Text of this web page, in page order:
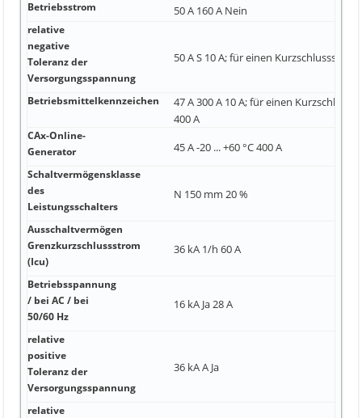
Betriebsstrom 50 A 160 A Nein
relative
negative
Toleranz der
Versorgungsspannung
50 A S 10 A; für einen
Betriebsmittelkennzeichen
47 A 300 A 10 A; für einen
400 A
CAx-Online-
Generator
45 A -20 ... +60 °C 400 A
Schaltvermögensklasse
des
Leistungsschalters
N 150 mm 20 %
Ausschaltvermögen
Grenzkurzschlussstrom
(Icu)
36 kA 1/h 60 A
Betriebsspannung
/ bei AC / bei
50/60 Hz
16 kA Ja 28 A
relative
positive
Toleranz der
Versorgungsspannung
36 kA A Ja
relative